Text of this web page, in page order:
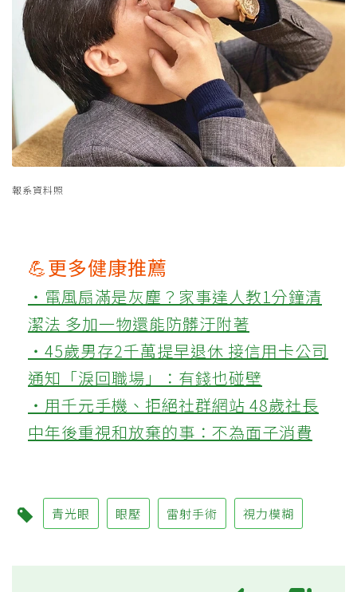
報系資料照
💪更多健康推薦
‧電風扇滿是灰塵？家事達人教1分鐘清
潔法 多加一物還能防髒汙附著
‧45歲男存2千萬提早退休 接信用卡公司
通知「淚回職場」：有錢也碰壁
‧用千元手機、拒絕社群網站 48歲社長
中年後重視和放棄的事：不為面子消費
青光眼 眼壓 雷射手術 視力模糊